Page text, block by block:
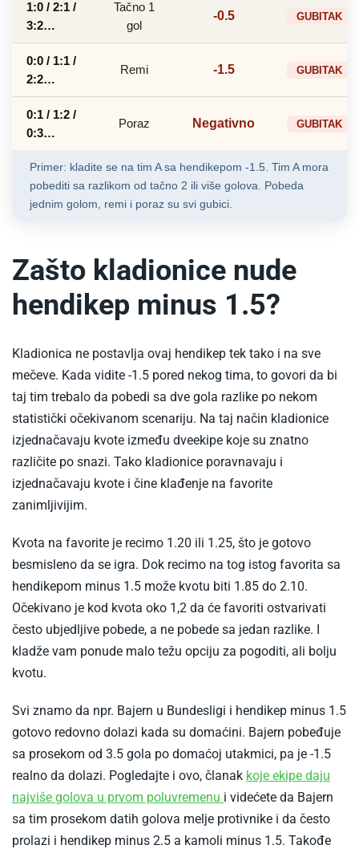
1:0 / 2:1 /
3:2…
Tačno 1
gol
-0.5 GUBITAK
0:0 / 1:1 /
2:2…
Remi -1.5 GUBITAK
0:1 / 1:2 /
0:3…
Poraz Negativno GUBITAK
Primer: kladite se na tim A sa hendikepom -1.5. Tim A mora
pobediti sa razlikom od tačno 2 ili više golova. Pobeda
jednim golom, remi i poraz su svi gubici.
Zašto kladionice nude
hendikep minus 1.5?
Kladionica ne postavlja ovaj hendikep tek tako i na sve
mečeve. Kada vidite -1.5 pored nekog tima, to govori da bi
taj tim trebalo da pobedi sa dve gola razlike po nekom
statistički očekivanom scenariju. Na taj način kladionice
izjednačavaju kvote između dveekipe koje su znatno
različite po snazi. Tako kladionice poravnavaju i
izjednačavaju kvote i čine klađenje na favorite
zanimljivijim.
Kvota na favorite je recimo 1.20 ili 1.25, što je gotovo
besmisleno da se igra. Dok recimo na tog istog favorita sa
hendikepom minus 1.5 može kvotu biti 1.85 do 2.10.
Očekivano je kod kvota oko 1,2 da će favoriti ostvarivati
često ubjedljive pobede, a ne pobede sa jedan razlike. I
kladže vam ponude malo težu opciju za pogoditi, ali bolju
kvotu.
Svi znamo da npr. Bajern u Bundesligi i hendikep minus 1.5
gotovo redovno dolazi kada su domaćini. Bajern pobeđuje
sa prosekom od 3.5 gola po domaćoj utakmici, pa je -1.5
realno da dolazi. Pogledajte i ovo, članak koje ekipe daju
najviše golova u prvom poluvremenu -
Ekipe
golovi
i videćete da Bajern
sa tim prosekom datih golova melje protivnike i da često
prolazi i hendikep minus 2.5 a kamoli minus 1.5. Takođe